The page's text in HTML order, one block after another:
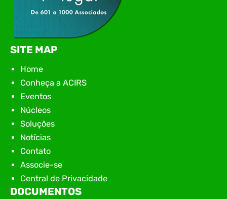
SITE MAP
Home
Conheça a ACIRS
Eventos
Núcleos
Soluções
Notícias
Contato
Associe-se
Central de Privacidade
DOCUMENTOS